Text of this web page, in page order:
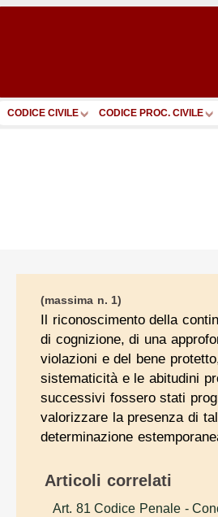
CODICE CIVILE CODICE PROC. CIVILE
(massima n. 1)
Il riconoscimento della
di cognizione, di una
violazioni e del bene
sistematicità e le abitudini
successivi fossero stati
valorizzare la presenza di
determinazione
Articoli correlati
Art. 81 Codice Penale -